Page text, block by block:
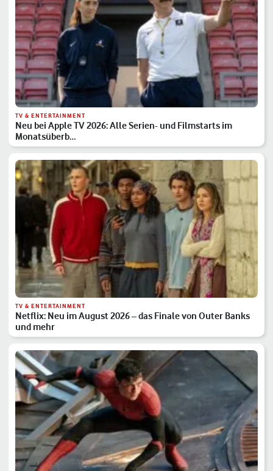
TV & ENTERTAINMENT
Neu bei Apple TV 2026: Alle Serien- und Filmstarts im
Monatsüberb…
TV & ENTERTAINMENT
Netflix: Neu im August 2026 – das Finale von Outer Banks
und mehr